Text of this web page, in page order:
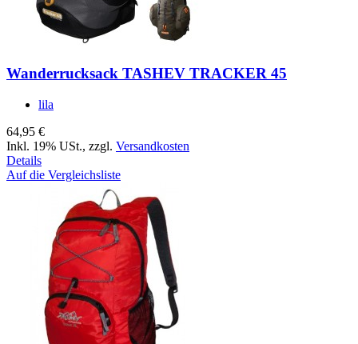
Wanderrucksack TASHEV TRACKER 45
lila
64,95 €
Inkl. 19% USt., zzgl. Versandkosten
Details
Auf die Vergleichsliste